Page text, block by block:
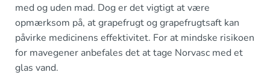
med og uden mad. Dog er det vigtigt at være
opmærksom på, at grapefrugt og grapefrugtsaft kan
påvirke medicinens effektivitet. For at mindske risikoen
for mavegener anbefales det at tage Norvasc med et
glas vand.